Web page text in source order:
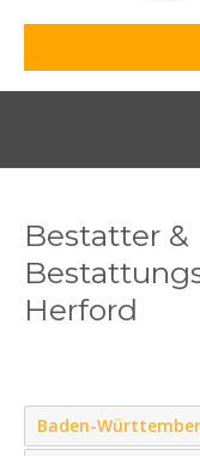
>
Bestatter &
Herford
Baden-